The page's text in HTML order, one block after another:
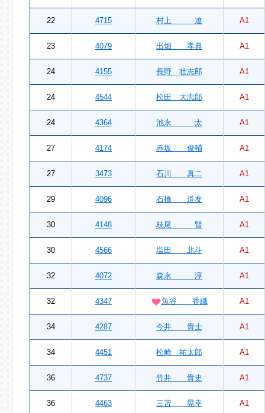
22 4715 村上 遼 A1
23 4079 出畑 孝典 A1
24 4155 長野 壮志郎 A1
24 4544 松田 大志郎 A1
24 4364 池永 太 A1
27 4174 赤坂 俊輔 A1
27 3473 石川 真二 A1
29 4096 石橋 道友 A1
30 4148 枝尾 賢 A1
30 4566 塩田 北斗 A1
32 4072 森永 淳 A1
32 4347 魚谷 香織 A1
34 4287 今井 貴士 A1
34 4451 松崎 祐太郎 A1
36 4737 竹井 貴史 A1
36 4463 三苫 晃幸 A1